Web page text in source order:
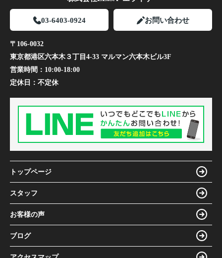
03-6403-0924 お問い合わせ
〒106-0032
東京都港区六本木３丁目4-33 マルマン六本木ビル3F
営業時間： 10:00-18:00
定休日： 不定休
トップページ
スタッフ
お客様の声
ブログ